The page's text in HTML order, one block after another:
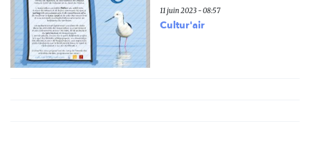
11 juin 2023 - 08:57
Cultur'air